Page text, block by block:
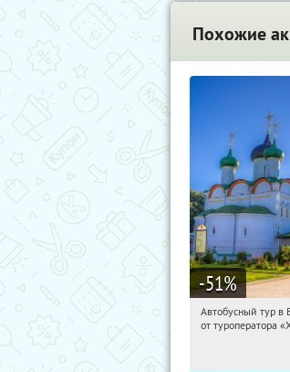
Похожие
-51%
15:12:45
Автобусный тур в
от туроператора